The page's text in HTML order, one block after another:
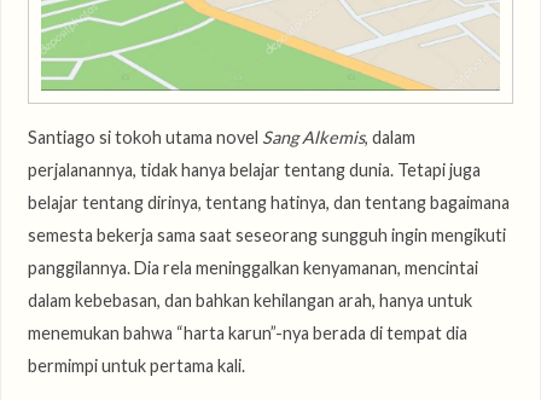
Santiago si tokoh utama novel Sang Alkemis, dalam
perjalanannya, tidak hanya belajar tentang dunia. Tetapi juga
belajar tentang dirinya, tentang hatinya, dan tentang bagaimana
semesta bekerja sama saat seseorang sungguh ingin mengikuti
panggilannya. Dia rela meninggalkan kenyamanan, mencintai
dalam kebebasan, dan bahkan kehilangan arah, hanya untuk
menemukan bahwa “harta karun”-nya berada di tempat dia
bermimpi untuk pertama kali.